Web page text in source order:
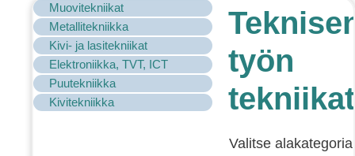
Muovitekniikat
Metallitekniikka
Kivi- ja lasitekniikat
Elektroniikka, TVT, ICT
Puutekniikka
Kivitekniikka
työn
tekniikat
Valitse alakategoria